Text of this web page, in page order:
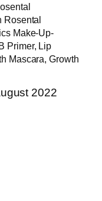
Rosental
Make-Up-
Primer, Lip
Mascara, Growth
2022